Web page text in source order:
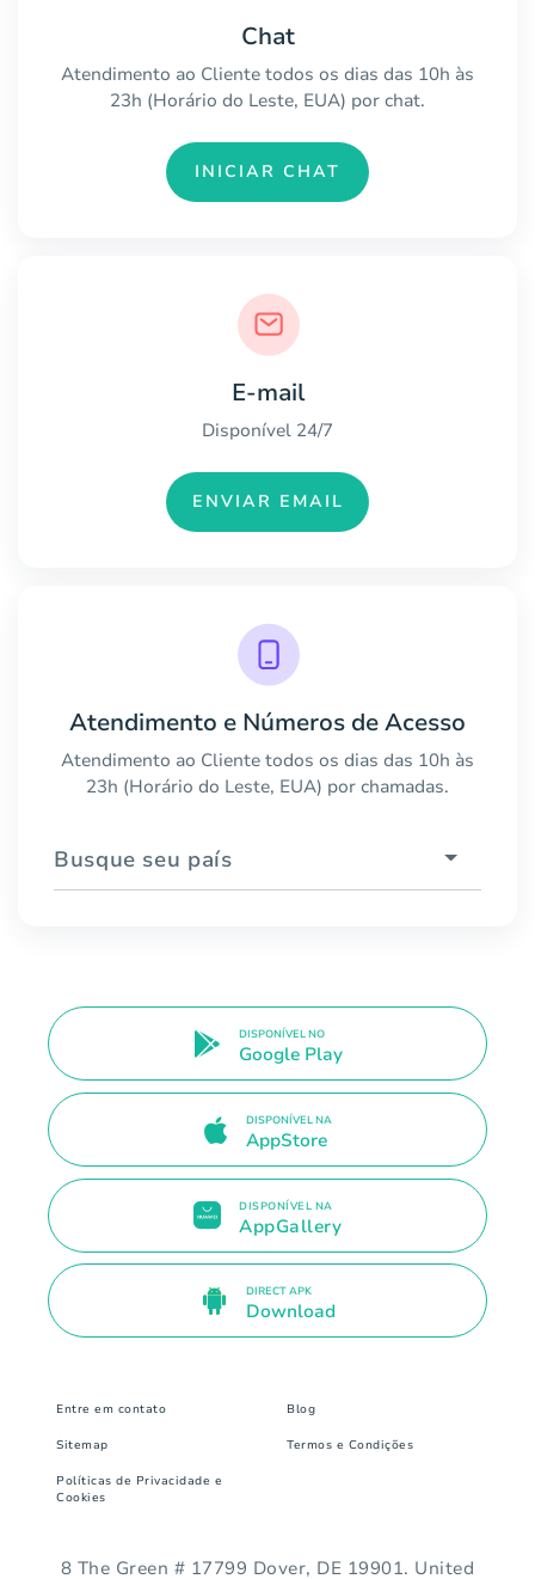
Chat
Atendimento ao Cliente todos os dias das 10h às
23h (Horário do Leste, EUA) por chat.
INICIAR CHAT
E-mail
Disponível 24/7
ENVIAR EMAIL
Atendimento e Números de Acesso
Atendimento ao Cliente todos os dias das 10h às
23h (Horário do Leste, EUA) por chamadas.
Busque seu país
DISPONÍVEL NO
Google Play
DISPONÍVEL NA
AppStore
DISPONÍVEL NA
AppGallery
DIRECT APK
Download
Entre em contato Blog
Sitemap Termos e Condições
Políticas de Privacidade e
Cookies
8 The Green # 17799 Dover, DE 19901. United